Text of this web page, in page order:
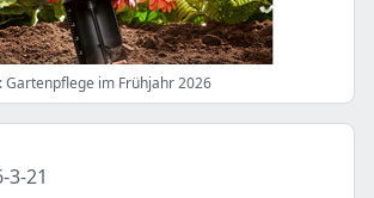
Gartenpflege im Frühjahr 2026
3-21